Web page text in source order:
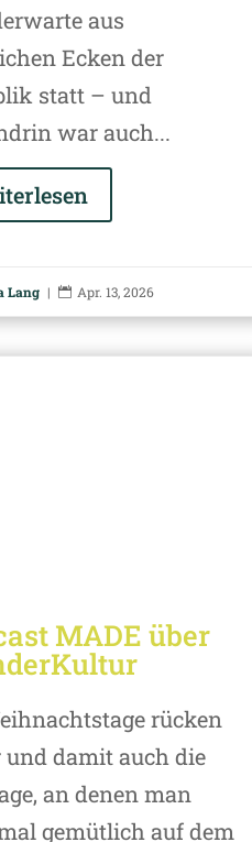
aus
Ecken der
statt – und
war auch...
Lang |  Apr. 13, 2026
MADE über
rücken
und damit auch die
an denen man
gemütlich auf dem